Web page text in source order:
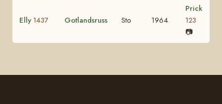
Elly 1437 Gotlandsruss Sto 1964
Prick
123
📷